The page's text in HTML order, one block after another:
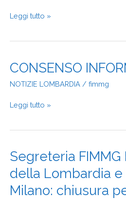
Leggi tutto »
CONSENSO
NOTIZIE LOMBARDIA / fimmg
CONSENSO
INFORMATO
Leggi tutto »
Segreteria FIMMG
della Lombardia e
Milano: chiusura
Segreteria
FIMMG
Regionale
della
Lombardia